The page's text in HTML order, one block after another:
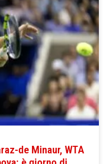
de Minaur, WTA